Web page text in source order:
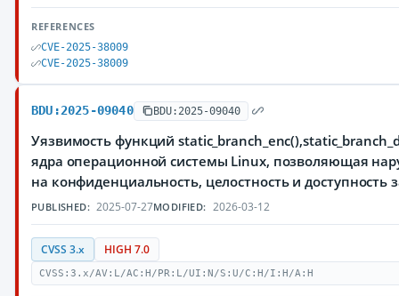
REFERENCES
CVE-2025-38009
CVE-2025-38009
BDU:2025-09040 BDU:2025-09040
Уязвимость функций
ядра операционной системы Linux, позволяющая
на конфиденциальность, целостность и
PUBLISHED: 2025-07-27MODIFIED: 2026-03-12
CVSS 3.x HIGH 7.0
CVSS:3.x/AV:L/AC:H/PR:L/UI:N/S:U/C:H/I:H/A:H